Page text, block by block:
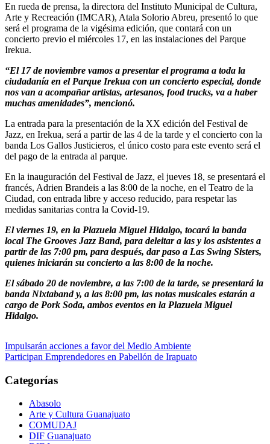
En rueda de prensa, la directora del Instituto Municipal de Cultura,
Arte y Recreación (IMCAR), Atala Solorio Abreu, presentó lo que
será el programa de la vigésima edición, que contará con un
concierto previo el miércoles 17, en las instalaciones del Parque
Irekua.
“El 17 de noviembre vamos a presentar el programa a toda la
ciudadanía en el Parque Irekua con un concierto especial, donde
nos van a acompañar artistas, artesanos, food trucks, va a haber
muchas amenidades”, mencionó.
La entrada para la presentación de la XX edición del Festival de
Jazz, en Irekua, será a partir de las 4 de la tarde y el concierto con la
banda Los Gallos Justicieros, el único costo para este evento será el
del pago de la entrada al parque.
En la inauguración del Festival de Jazz, el jueves 18, se presentará el
francés, Adrien Brandeis a las 8:00 de la noche, en el Teatro de la
Ciudad, con entrada libre y acceso reducido, para respetar las
medidas sanitarias contra la Covid-19.
El viernes 19, en la Plazuela Miguel Hidalgo, tocará la banda
local The Grooves Jazz Band, para deleitar a las y los asistentes a
partir de las 7:00 pm, para después, dar paso a Las Swing Sisters,
quienes iniciarán su concierto a las 8:00 de la noche.
El sábado 20 de noviembre, a las 7:00 de la tarde, se presentará la
banda Nixtaband y, a las 8:00 pm, las notas musicales estarán a
cargo de Pork Soda, ambos eventos en la Plazuela Miguel
Hidalgo.
Navegación
de
entradas
Impulsarán acciones a favor del Medio Ambiente
Participan Emprendedores en Pabellón de Irapuato
Categorías
Abasolo
Arte y Cultura Guanajuato
COMUDAJ
DIF Guanajuato